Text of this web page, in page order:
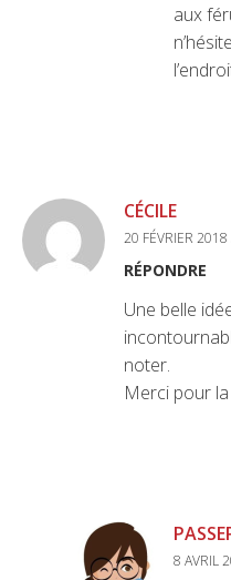
aux
CÉCILE
20 FÉVRIER
RÉPONDRE
Une belle
noter.
Merci pour
8 AVRIL